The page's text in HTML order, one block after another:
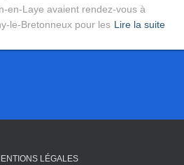
en-Laye avaient rendez-vous à
le-Bretonneux pour les Lire la suite
LÉGALES